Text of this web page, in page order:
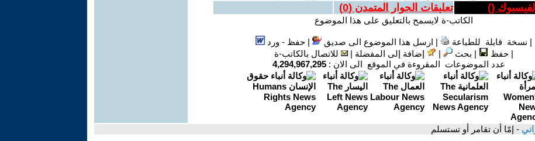
(
) تعليقات الحوار المتمدن (0
)
الكاتب-ة لايسمح بالتعليق على هذا الموضوع
| نسخة قابلة للطباعة | ارسل هذا الموضوع الى صديق |حفظ - ورد
|حفظ | بحث | إضافة إلى المفضلة |
للاتصال بالكاتب-ة
عدد الموضوعات المقروءة في الموقع الى الان : 4,294,967,295
- إمّا أن تقامر أو تستسلم